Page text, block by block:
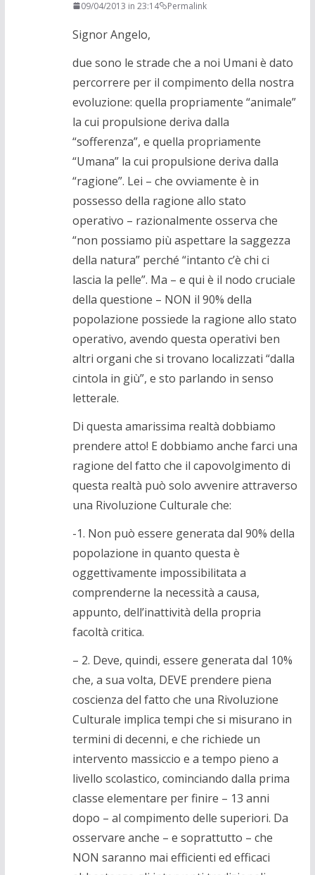
09/04/2013 in 23:14 Permalink
Signor Angelo,
due sono le strade che a noi Umani è dato
percorrere per il compimento della nostra
evoluzione: quella propriamente “animale”
la cui propulsione deriva dalla
“sofferenza”, e quella propriamente
“Umana” la cui propulsione deriva dalla
“ragione”. Lei – che ovviamente è in
possesso della ragione allo stato
operativo – razionalmente osserva che
“non possiamo più aspettare la saggezza
della natura” perché “intanto c’è chi ci
lascia la pelle”. Ma – e qui è il nodo cruciale
della questione – NON il 90% della
popolazione possiede la ragione allo stato
operativo, avendo questa operativi ben
altri organi che si trovano localizzati “dalla
cintola in giù”, e sto parlando in senso
letterale.
Di questa amarissima realtà dobbiamo
prendere atto! E dobbiamo anche farci una
ragione del fatto che il capovolgimento di
questa realtà può solo avvenire attraverso
una Rivoluzione Culturale che:
-1. Non può essere generata dal 90% della
popolazione in quanto questa è
oggettivamente impossibilitata a
comprenderne la necessità a causa,
appunto, dell’inattività della propria
facoltà critica.
– 2. Deve, quindi, essere generata dal 10%
che, a sua volta, DEVE prendere piena
coscienza del fatto che una Rivoluzione
Culturale implica tempi che si misurano in
termini di decenni, e che richiede un
intervento massiccio e a tempo pieno a
livello scolastico, cominciando dalla prima
classe elementare per finire – 13 anni
dopo – al compimento delle superiori. Da
osservare anche – e soprattutto – che
NON saranno mai efficienti ed efficaci